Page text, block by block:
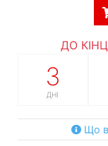
ДО
3
ДНІ
Що